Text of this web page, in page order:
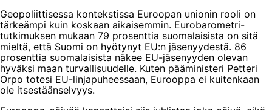
Geopoliittisessa kontekstissa Euroopan unionin rooli on
tärkeämpi kuin koskaan aikaisemmin. Eurobarometri-
tutkimuksen mukaan 79 prosenttia suomalaisista on sitä
mieltä, että Suomi on hyötynyt EU:n jäsenyydestä. 86
prosenttia suomalaisista näkee EU-jäsenyyden olevan
hyväksi maan turvallisuudelle. Kuten pääministeri Petteri
Orpo totesi EU-linjapuheessaan, Eurooppa ei kuitenkaan
ole itsestäänselvyys.